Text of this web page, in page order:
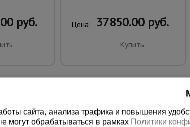
руб. Цена: 37850.00 руб.
Купить
сайта, анализа трафика и повышения
могут обрабатываться в рамках Политики